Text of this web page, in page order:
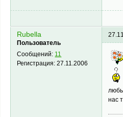
Rubella
Пользователь
Сообщений: 11
Регистрация:27.11.2006
нас